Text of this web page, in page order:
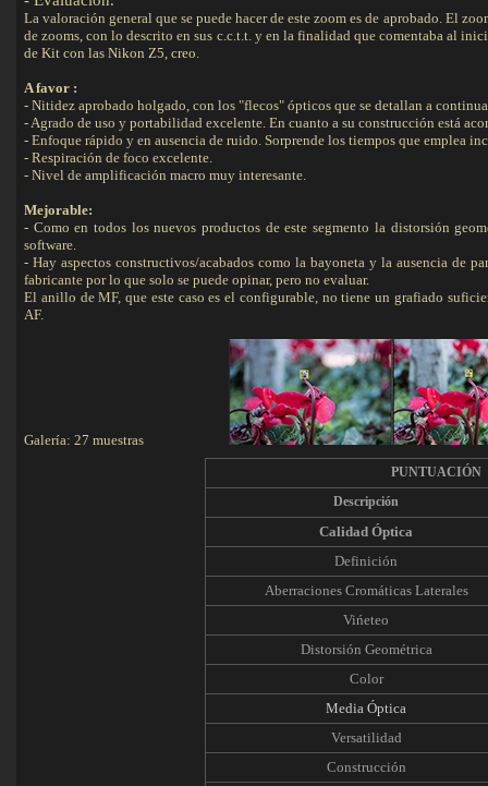
La valoración general que se puede hacer de este zoom es de aprobado. El
de zooms, con lo descrito en sus c.c.t.t. y en la finalidad que comentaba al
de Kit con las Nikon Z5, creo.
A favor :
- Nitidez aprobado holgado, con los "flecos" ópticos que se detallan a
- Agrado de uso y portabilidad excelente. En cuanto a su construcción está
- Enfoque rápido y en ausencia de ruido. Sorprende los tiempos que emplea
- Respiración de foco excelente.
- Nivel de amplificación macro muy interesante.
Mejorable:
- Como en todos los nuevos productos de este segmento la distorsión
software.
- Hay aspectos constructivos/acabados como la bayoneta y la ausencia de
fabricante por lo que solo se puede opinar, pero no evaluar.
El anillo de MF, que este caso es el configurable, no tiene un grafiado
AF.
Galería: 27 muestras
PUNTUACIÓN
Descripción
Calidad Óptica
Definición
Aberraciones Cromáticas Laterales
Vińeteo
Distorsión Geométrica
Color
Media Óptica
Versatilidad
Construcción